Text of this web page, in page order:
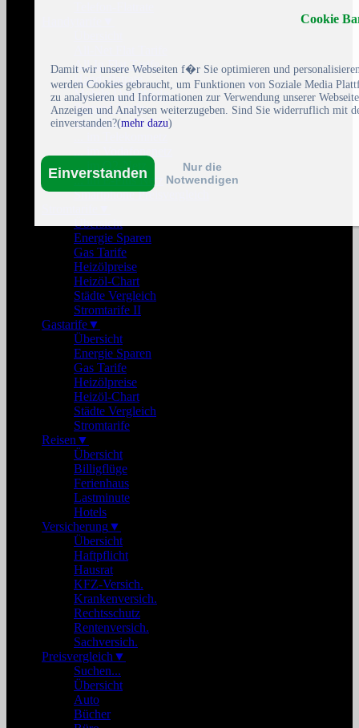
All-In Flat Tarife
Handyflatrate
Mobile Datentarife
Prepaid Tarife
Smartphone Tarife
... im O2-Netz
... im E-Plus Netz
Smartphone Preisvergleich
Übersicht
Energie Sparen
Gas Tarife
Heizölpreise
Heizöl-Chart
Städte Vergleich
Stromtarife II
Gastarife▼
Übersicht
Energie Sparen
Gas Tarife
Heizölpreise
Heizöl-Chart
Städte Vergleich
Stromtarife
Reisen ▼
Übersicht
Billigflüge
Ferienhaus
Lastminute
Hotels
Versicherung▼
Übersicht
Haftpflicht
Hausrat
KFZ-Versich.
Krankenversich.
Rechtsschutz
Rentenversich.
Sachversich.
Preisvergleich ▼
Suchen...
Übersicht
Auto
Bücher
Cookie
Damit wir unsere Webseiten f�r Sie optimieren und
werden Cookies gebraucht, um Funktionen von Soziale Media
zu analysieren und Informationen zur Verwendung unserer
Anzeigen und Analysen weiterzugeben. Sind Sie widerruflich mit
einverstanden?(mehr dazu)
Einverstanden
Nur die
Notwendigen